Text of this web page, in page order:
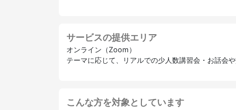
サービスの提供エリア
オンライン（Zoom）
テーマに応じて、リアルでの少人数講習会・お話会
こんな方を対象としています